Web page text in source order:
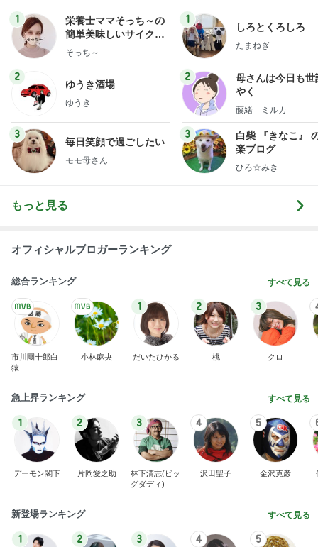
1
栄養士ママそっち～の
簡単美味しいサイクル
献立
そっち～
2
ゆうき酒場
ゆうき
3
毎日笑顔で過ごしたい
モモ母さん
1
しろとくろしろ
たまねぎ
2
母さんは今日も世
やく
藤緒 ミルカ
3
白柴 『きなこ』
楽ブログ
ひろ☆みき
もっと見る
オフィシャルブロガーランキング
総合ランキング すべて見る
市川團十郎白
猿
小林麻央
1
だいたひかる
2
桃
3
クロ
急上昇ランキング すべて見る
1
デーモン閣下
2
片岡愛之助
3
林下清志(ビッ
グダディ)
4
沢田聖子
5
金沢克彦
新登場ランキング すべて見る
1 2 3 4 5